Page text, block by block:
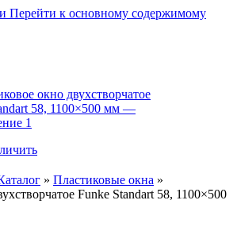
Перейти к основному содержимому
» Пластиковые окна »
Funke Standart 58, 1100×500